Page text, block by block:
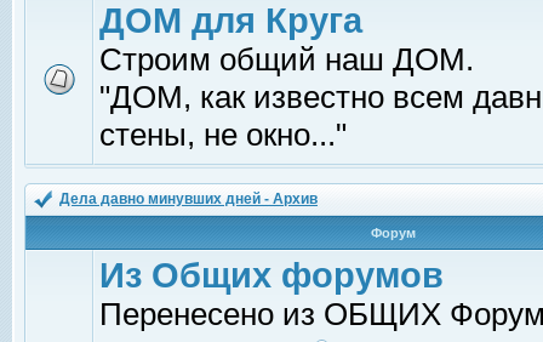
ДОМ для Круга
Строим общий наш ДОМ.
"ДОМ, как известно всем
стены, не окно..."
Дела давно минувших дней - Архив
Форум
Из Общих форумов
Перенесено из ОБЩИХ